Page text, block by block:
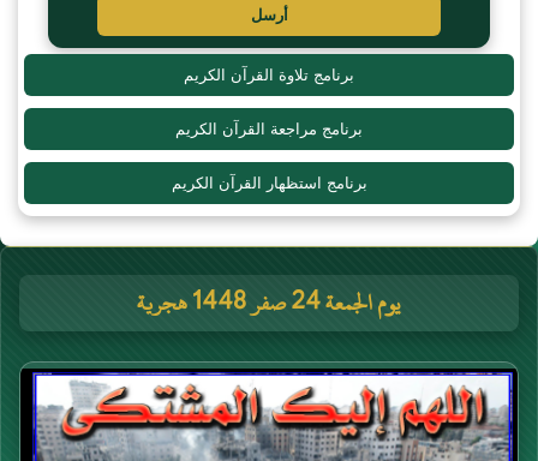
أرسل
برنامج تلاوة القرآن الكريم
برنامج مراجعة القرآن الكريم
برنامج استظهار القرآن الكريم
يوم الجمعة 24 صفر 1448 هجرية